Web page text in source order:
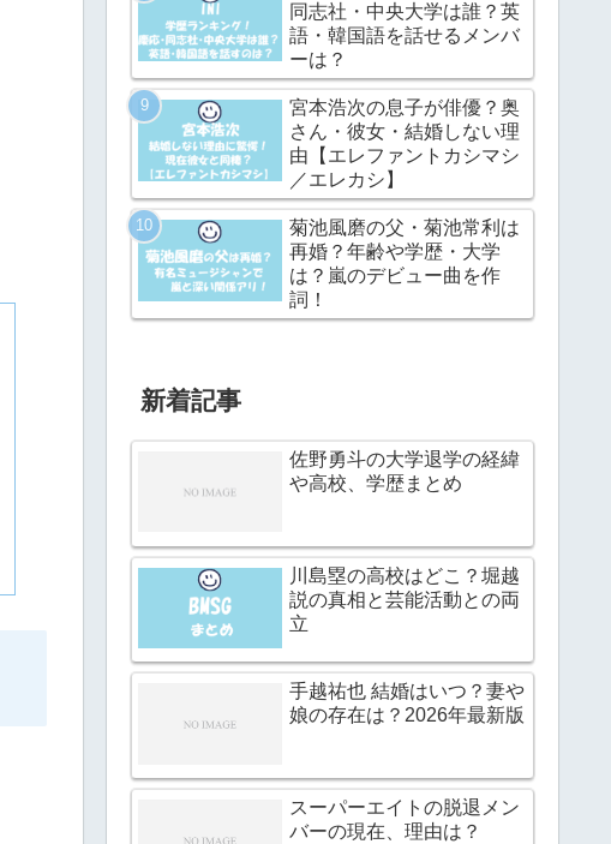
同志社・中央大学は誰？英
語・韓国語を話せるメンバ
ーは？
宮本浩次の息子が俳優？奥
さん・彼女・結婚しない理
由【エレファントカシマシ
／エレカシ】
菊池風磨の父・菊池常利は
再婚？年齢や学歴・大学
は？嵐のデビュー曲を作
詞！
新着記事
佐野勇斗の大学退学の経緯
や高校、学歴まとめ
川島塁の高校はどこ？堀越
説の真相と芸能活動との両
立
手越祐也 結婚はいつ？妻や
娘の存在は？2026年最新版
スーパーエイトの脱退メン
バーの現在、理由は？